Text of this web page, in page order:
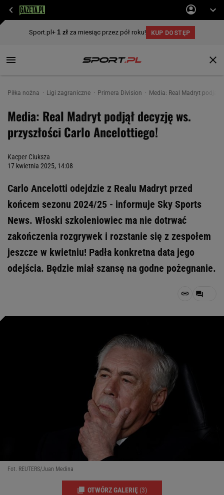
Piłka nożna Ligi zagraniczne Primera Division Media: Real Madryt podjął
Media: Real Madryt podjął decyzję ws.
przyszłości Carlo Ancelottiego!
Kacper Ciuksza
17 kwietnia 2025, 14:08
Carlo Ancelotti odejdzie z Realu Madryt przed
końcem sezonu 2024/25 - informuje Sky Sports
News. Włoski szkoleniowiec ma nie dotrwać
zakończenia rozgrywek i rozstanie się z zespołem
jeszcze w kwietniu! Padła konkretna data jego
odejścia. Będzie miał szansę na godne pożegnanie.
Fot. REUTERS/Juan Medina
OTWÓRZ GALERIĘ (3)